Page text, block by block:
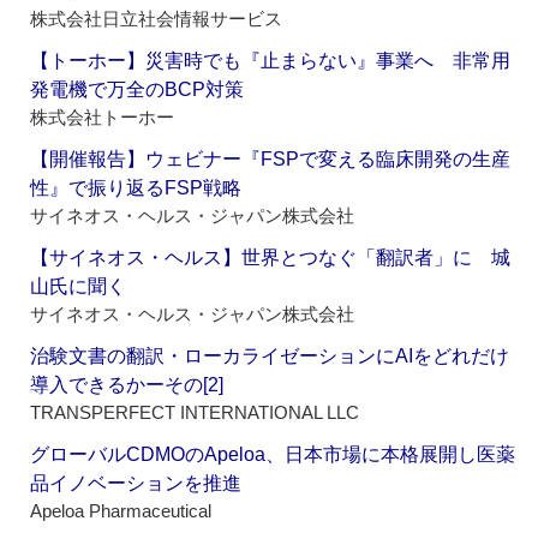
株式会社日立社会情報サービス
【トーホー】災害時でも『止まらない』事業へ 非常用
発電機で万全のBCP対策
株式会社トーホー
【開催報告】ウェビナー『FSPで変える臨床開発の生産
性』で振り返るFSP戦略
サイネオス・ヘルス・ジャパン株式会社
【サイネオス・ヘルス】世界とつなぐ「翻訳者」に 城
山氏に聞く
サイネオス・ヘルス・ジャパン株式会社
治験文書の翻訳・ローカライゼーションにAIをどれだけ
導入できるかーその[2]
TRANSPERFECT INTERNATIONAL LLC
グローバルCDMOのApeloa、日本市場に本格展開し医薬
品イノベーションを推進
Apeloa Pharmaceutical